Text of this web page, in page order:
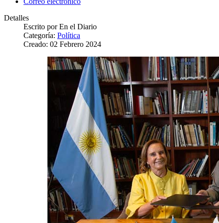
Detalles
Escrito porEn el Diario
Categoría: Política
Creado: 02 Febrero 2024